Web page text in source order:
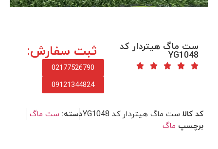
ست ماگ هیتردار کد
YG1048 ثبت سفارش:
02177526790
09121344824
کد کالا ست ماگ هیتردار کد YG1048 دسته: ست ماگ
برچسپ ماگ